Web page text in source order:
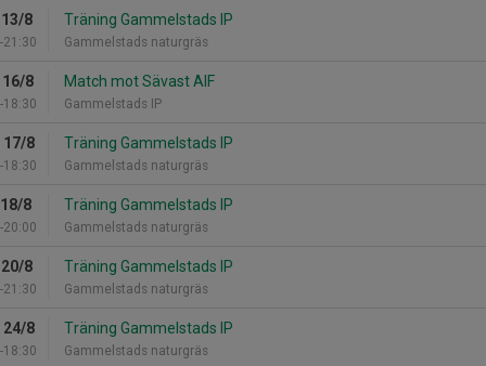
8
21:30
Träning Gammelstads IP
Gammelstads naturgräs
8
18:30
Match mot Sävast AIF
Gammelstads IP
17/8
18:30
Träning Gammelstads IP
Gammelstads naturgräs
8
20:00
Träning Gammelstads IP
Gammelstads naturgräs
8
21:30
Träning Gammelstads IP
Gammelstads naturgräs
24/8
18:30
Träning Gammelstads IP
Gammelstads naturgräs